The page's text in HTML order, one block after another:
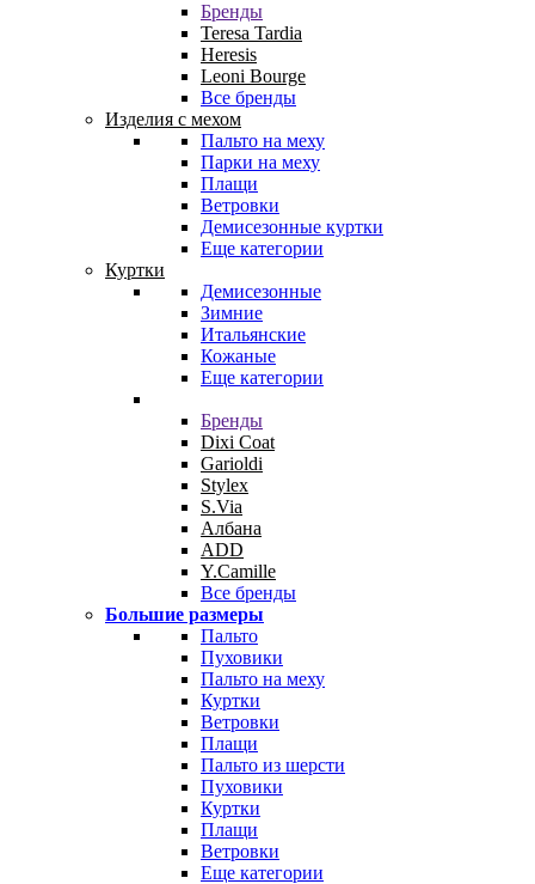
Бренды
Teresa Tardia
Heresis
Leoni Bourge
Все бренды
Изделия с мехом
Пальто на меху
Парки на меху
Плащи
Ветровки
Демисезонные куртки
Еще категории
Куртки
Демисезонные
Зимние
Итальянские
Кожаные
Еще категории
Бренды
Dixi Coat
Garioldi
Stylex
S.Via
Албана
ADD
Y.Camille
Все бренды
Большие размеры
Пальто
Пуховики
Пальто на меху
Куртки
Ветровки
Плащи
Пальто из шерсти
Пуховики
Куртки
Плащи
Ветровки
Еще категории